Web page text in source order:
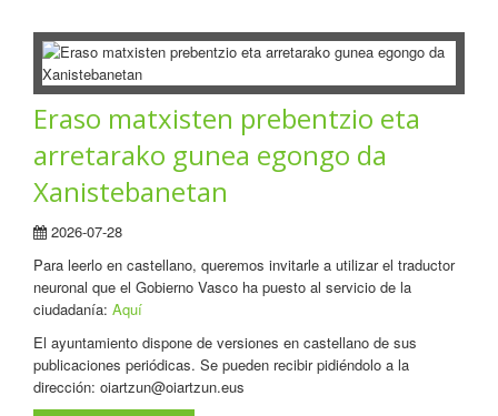
Eraso matxisten prebentzio eta
arretarako gunea egongo da
Xanistebanetan
2026-07-28
Para leerlo en castellano, queremos invitarle a utilizar el traductor
neuronal que el Gobierno Vasco ha puesto al servicio de la
ciudadanía: Aquí
El ayuntamiento dispone de versiones en castellano de sus
publicaciones periódicas. Se pueden recibir pidiéndolo a la
dirección: oiartzun@oiartzun.eus